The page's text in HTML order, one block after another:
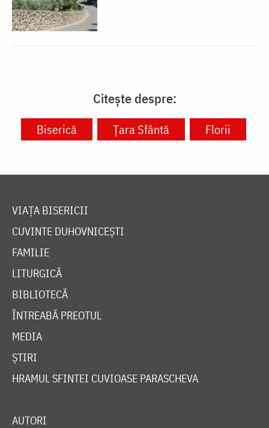
Citește despre:
Biserică Ţara Sfântă Florii
VIAȚA BISERICII
CUVINTE DUHOVNICEȘTI
FAMILIE
LITURGICĂ
BIBLIOTECĂ
ÎNTREABĂ PREOTUL
MEDIA
ȘTIRI
HRAMUL SFINTEI CUVIOASE PARASCHEVA
AUTORI